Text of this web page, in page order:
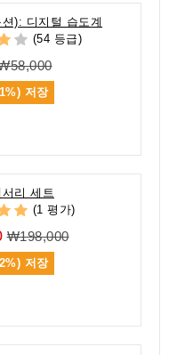
): 디지털 습도계
(54 등급)
저장
리 세트
(1 평가)
₩198,000
저장